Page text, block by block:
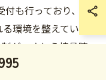
付も行っており、忙
環境を整えていま
が、さとう接骨院
由の一つです。皆